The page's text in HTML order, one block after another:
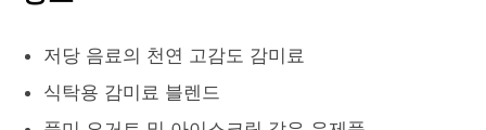
저당 음료의 천연 고감도 감미료
식탁용 감미료 블렌드